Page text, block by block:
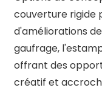
couverture rigide
d'améliorations
gaufrage,
offrant des
créatif et